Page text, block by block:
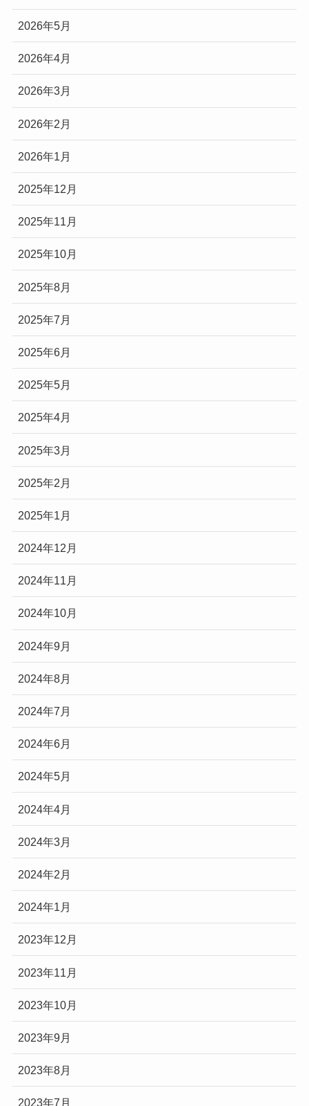
2026年5月
2026年4月
2026年3月
2026年2月
2026年1月
2025年12月
2025年11月
2025年10月
2025年8月
2025年7月
2025年6月
2025年5月
2025年4月
2025年3月
2025年2月
2025年1月
2024年12月
2024年11月
2024年10月
2024年9月
2024年8月
2024年7月
2024年6月
2024年5月
2024年4月
2024年3月
2024年2月
2024年1月
2023年12月
2023年11月
2023年10月
2023年9月
2023年8月
2023年7月